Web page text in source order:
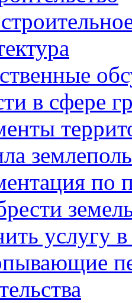
в сфере
по
услугу в